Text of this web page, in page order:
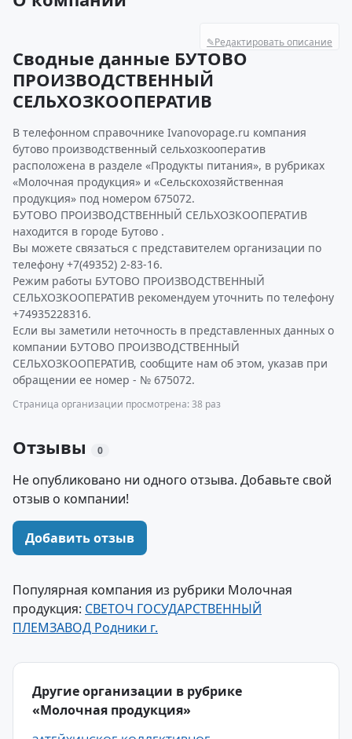
✎Редактировать описание
Сводные данные БУТОВО
ПРОИЗВОДСТВЕННЫЙ
СЕЛЬХОЗКООПЕРАТИВ
В телефонном справочнике Ivanovopage.ru компания
бутово производственный сельхозкооператив
расположена в разделе «Продукты питания», в рубриках
«Молочная продукция» и «Сельскохозяйственная
продукция» под номером 675072.
БУТОВО ПРОИЗВОДСТВЕННЫЙ СЕЛЬХОЗКООПЕРАТИВ
находится в городе Бутово .
Вы можете связаться с представителем организации по
телефону +7(49352) 2-83-16.
Режим работы БУТОВО ПРОИЗВОДСТВЕННЫЙ
СЕЛЬХОЗКООПЕРАТИВ рекомендуем уточнить по телефону
+74935228316.
Если вы заметили неточность в представленных данных о
компании БУТОВО ПРОИЗВОДСТВЕННЫЙ
СЕЛЬХОЗКООПЕРАТИВ, сообщите нам об этом, указав при
обращении ее номер - № 675072.
Страница организации просмотрена: 38 раз
Отзывы 0
Не опубликовано ни одного отзыва. Добавьте свой
отзыв о компании!
Добавить отзыв
Популярная компания из рубрики Молочная
продукция: СВЕТОЧ ГОСУДАРСТВЕННЫЙ
ПЛЕМЗАВОД Родники г.
Другие организации в рубрике
«Молочная продукция»